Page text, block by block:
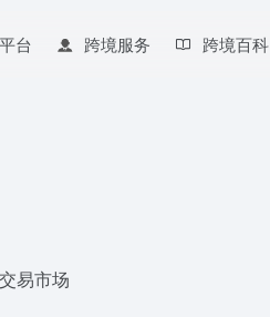
台 跨境服务 跨境百科
易市场